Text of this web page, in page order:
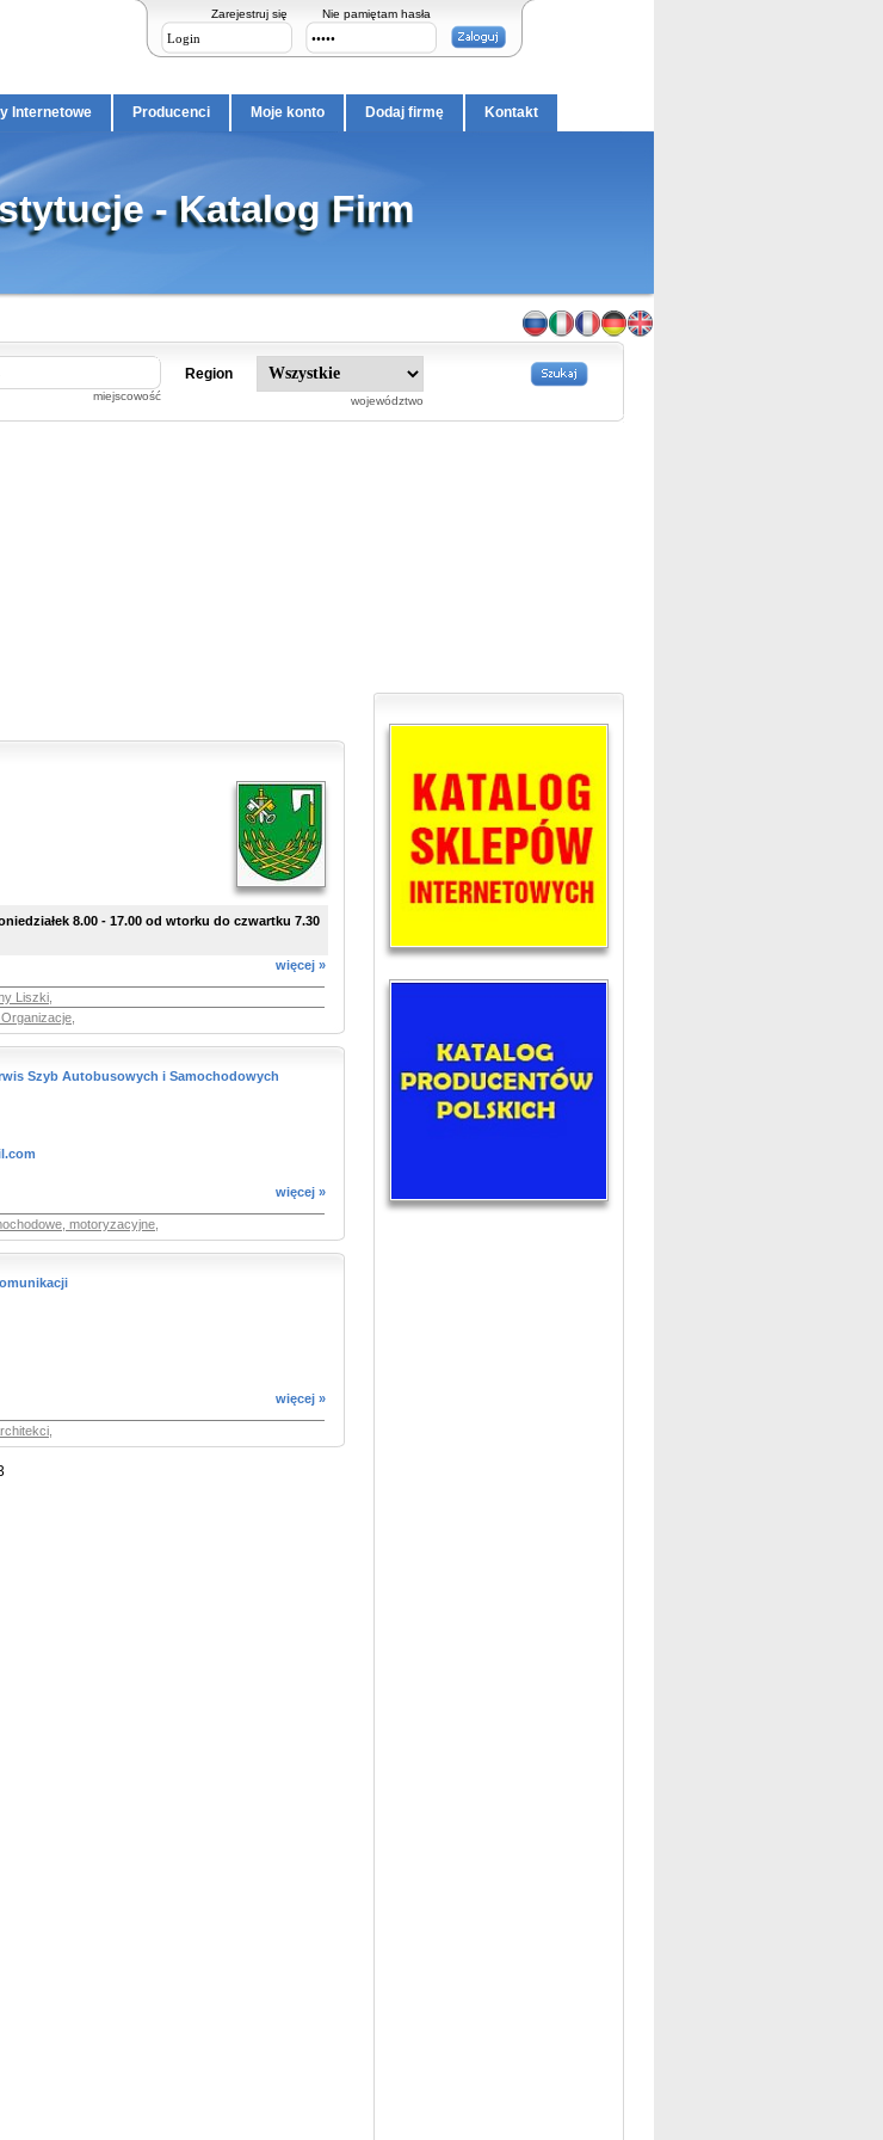
Zarejestruj się Nie pamiętam hasła
Internetowe Producenci Moje konto Dodaj firmę Kontakt
- Katalog Firm
miejscowość
Region
województwo
8.00 - 17.00 od wtorku do czwartku 7.30
więcej »
Liszki
Szyb Autobusowych i Samochodowych
więcej »
motoryzacyjne
więcej »